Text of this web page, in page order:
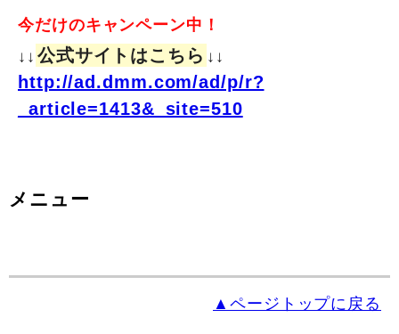
今だけのキャンペーン中！
↓↓ 公式サイトはこちら ↓↓
http://ad.dmm.com/ad/p/r?
_article=1413&_site=510
メニュー
▲ページトップに戻る